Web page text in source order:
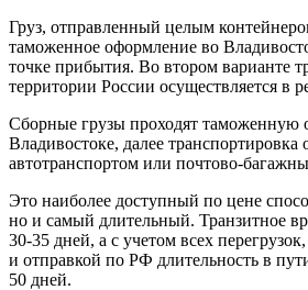
Груз, отправленный целым
таможенное оформление во
точке прибытия. Во втором варианте
территории России осуществляется в
Сборные грузы проходят таможенную
Владивостоке, далее транспортировка
автотранспортом или почтово-
Это наиболее доступный по цене
но и самый длительный. Транзитное
30-35 дней, а с учетом всех
и отправкой по РФ длительность в
50 дней.